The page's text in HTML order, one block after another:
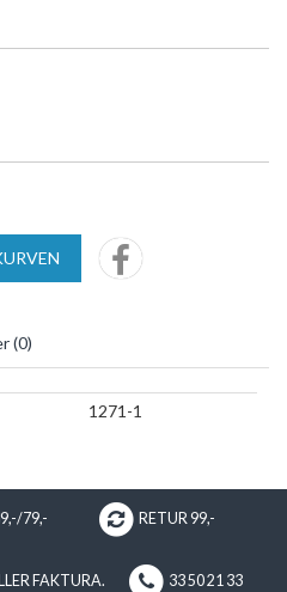
(0)
1271-1
79,- RETUR 99,-
FAKTURA. 33 50 21 33